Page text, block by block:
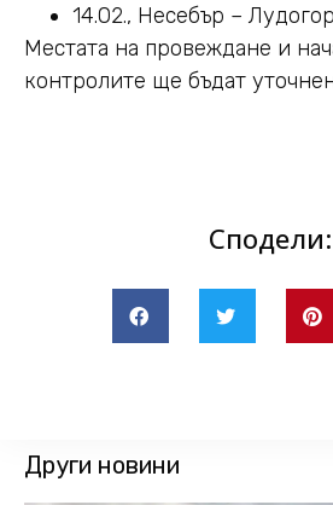
14.02., Несебър –
Местата на провеждане и
контролите ще бъдат
Сподели:
Други новини